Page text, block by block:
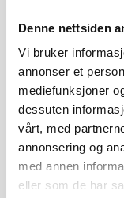
Denne nettsiden
Vi bruker
annonser et
mediefunksjoner
dessuten
vårt, med
annonsering og
med annen
eller som de har